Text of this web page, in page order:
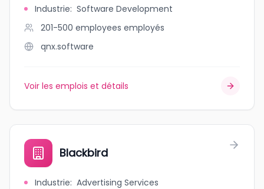
Industrie: Software Development
201-500 employees employés
qnx.software
Voir les emplois et détails
Blackbird
Industrie: Advertising Services